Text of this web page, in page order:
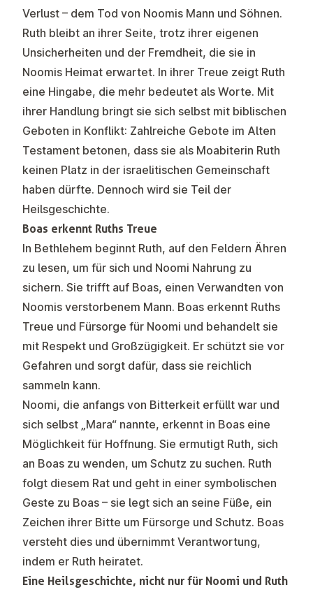
Verlust – dem Tod von Noomis Mann und Söhnen.
Ruth bleibt an ihrer Seite, trotz ihrer eigenen
Unsicherheiten und der Fremdheit, die sie in
Noomis Heimat erwartet. In ihrer Treue zeigt Ruth
eine Hingabe, die mehr bedeutet als Worte. Mit
ihrer Handlung bringt sie sich selbst mit biblischen
Geboten in Konflikt: Zahlreiche Gebote im Alten
Testament betonen, dass sie als Moabiterin Ruth
keinen Platz in der israelitischen Gemeinschaft
haben dürfte. Dennoch wird sie Teil der
Heilsgeschichte.
Boas erkennt Ruths Treue
In Bethlehem beginnt Ruth, auf den Feldern Ähren
zu lesen, um für sich und Noomi Nahrung zu
sichern. Sie trifft auf Boas, einen Verwandten von
Noomis verstorbenem Mann. Boas erkennt Ruths
Treue und Fürsorge für Noomi und behandelt sie
mit Respekt und Großzügigkeit. Er schützt sie vor
Gefahren und sorgt dafür, dass sie reichlich
sammeln kann.
Noomi, die anfangs von Bitterkeit erfüllt war und
sich selbst „Mara“ nannte, erkennt in Boas eine
Möglichkeit für Hoffnung. Sie ermutigt Ruth, sich
an Boas zu wenden, um Schutz zu suchen. Ruth
folgt diesem Rat und geht in einer symbolischen
Geste zu Boas – sie legt sich an seine Füße, ein
Zeichen ihrer Bitte um Fürsorge und Schutz. Boas
versteht dies und übernimmt Verantwortung,
indem er Ruth heiratet.
Eine Heilsgeschichte, nicht nur für Noomi und Ruth